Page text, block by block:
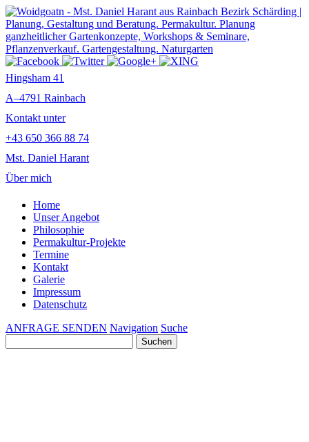
Hingsham 41
A–4791 Rainbach
Kontakt unter
+43 650 366 88 74
Mst. Daniel Harant
Über mich
Home
Unser Angebot
Philosophie
Permakultur-Projekte
Termine
Kontakt
Galerie
Impressum
Datenschutz
ANFRAGE SENDEN Navigation Suche
nach: